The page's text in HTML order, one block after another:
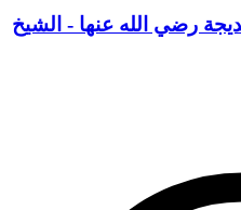
رضي الله عنها - الشيخ